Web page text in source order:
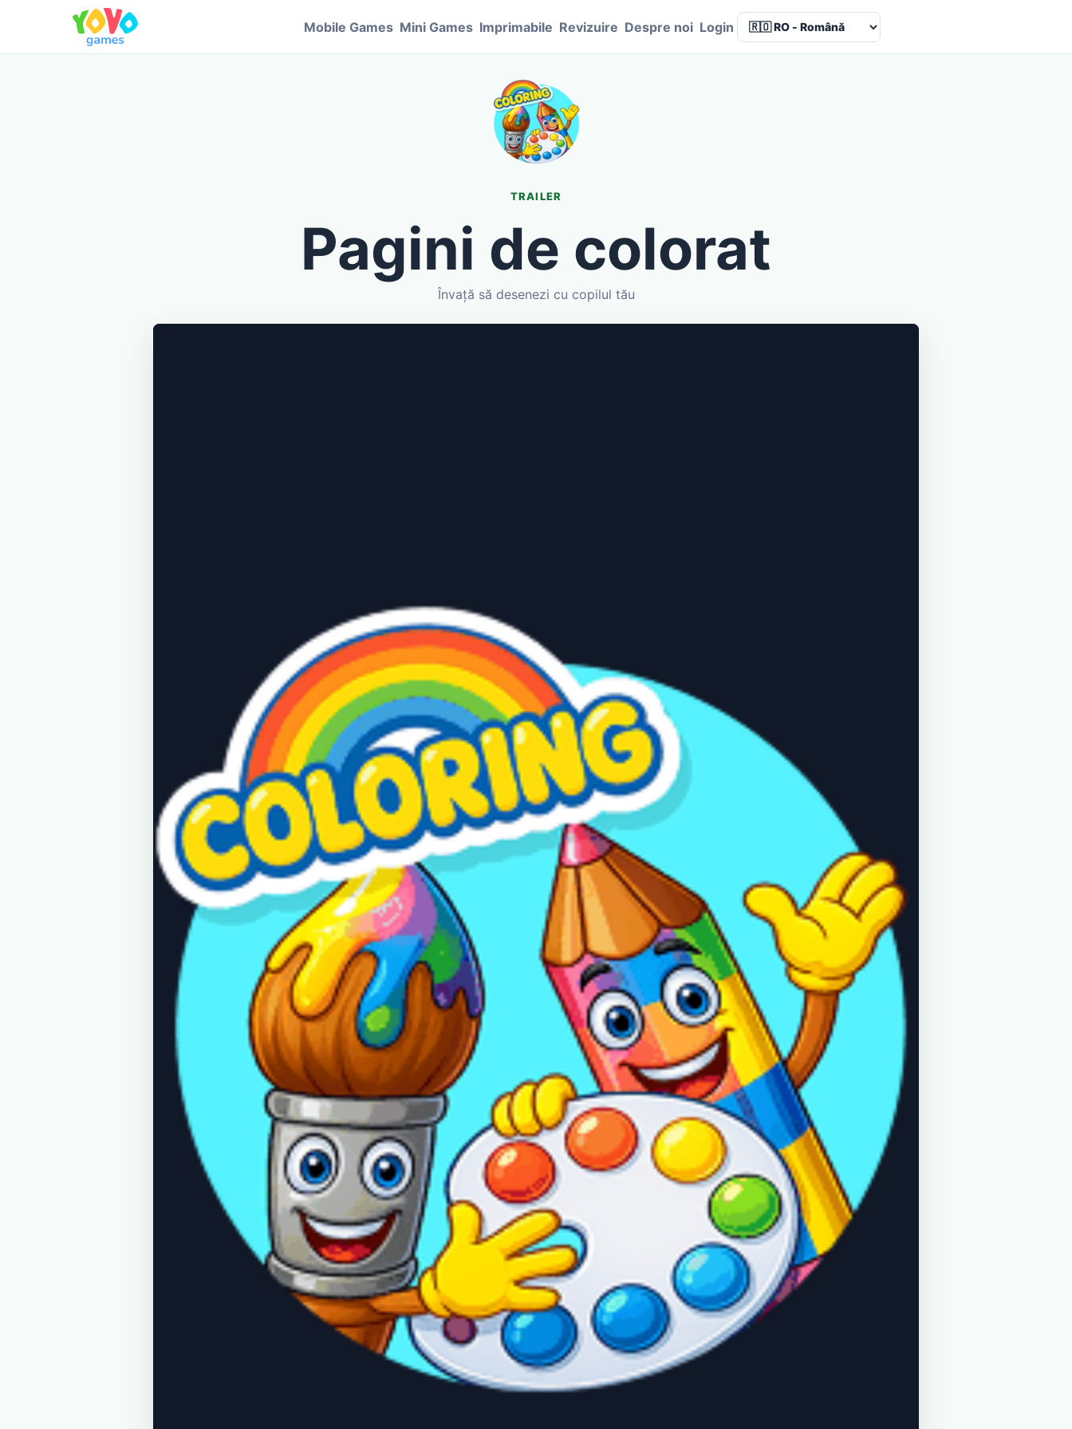
Mobile Games Mini Games Imprimabile Revizuire Despre noi Login Language
TRAILER
Pagini de colorat
Învață să desenezi cu copilul tău